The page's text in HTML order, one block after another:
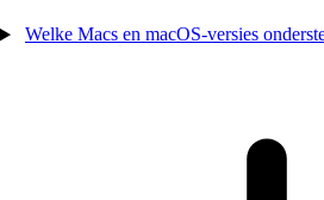
Welke Macs en macOS-versies